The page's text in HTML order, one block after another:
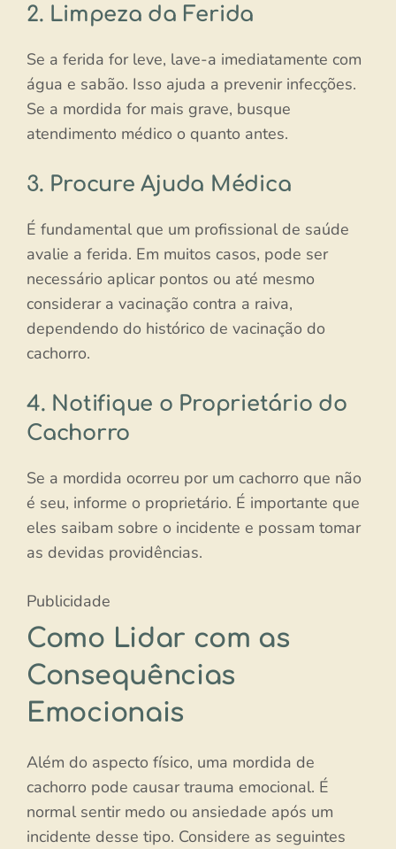
2. Limpeza da Ferida
Se a ferida for leve, lave-a imediatamente com
água e sabão. Isso ajuda a prevenir infecções.
Se a mordida for mais grave, busque
atendimento médico o quanto antes.
3. Procure Ajuda Médica
É fundamental que um profissional de saúde
avalie a ferida. Em muitos casos, pode ser
necessário aplicar pontos ou até mesmo
considerar a vacinação contra a raiva,
dependendo do histórico de vacinação do
cachorro.
4. Notifique o Proprietário do
Cachorro
Se a mordida ocorreu por um cachorro que não
é seu, informe o proprietário. É importante que
eles saibam sobre o incidente e possam tomar
as devidas providências.
Publicidade
Como Lidar com as
Consequências
Emocionais
Além do aspecto físico, uma mordida de
cachorro pode causar trauma emocional. É
normal sentir medo ou ansiedade após um
incidente desse tipo. Considere as seguintes